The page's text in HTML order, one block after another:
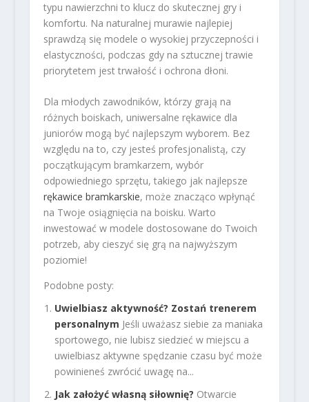
typu nawierzchni to klucz do skutecznej gry i
komfortu. Na naturalnej murawie najlepiej
sprawdzą się modele o wysokiej przyczepności i
elastyczności, podczas gdy na sztucznej trawie
priorytetem jest trwałość i ochrona dłoni.
Dla młodych zawodników, którzy grają na
różnych boiskach, uniwersalne rękawice dla
juniorów mogą być najlepszym wyborem. Bez
względu na to, czy jesteś profesjonalistą, czy
początkującym bramkarzem, wybór
odpowiedniego sprzętu, takiego jak najlepsze
rękawice bramkarskie, może znacząco wpłynąć
na Twoje osiągnięcia na boisku. Warto
inwestować w modele dostosowane do Twoich
potrzeb, aby cieszyć się grą na najwyższym
poziomie!
Podobne posty:
Uwielbiasz aktywność? Zostań trenerem
personalnym Jeśli uważasz siebie za maniaka
sportowego, nie lubisz siedzieć w miejscu a
uwielbiasz aktywne spędzanie czasu być może
powinieneś zwrócić uwagę na...
Jak założyć własną siłownię? Otwarcie